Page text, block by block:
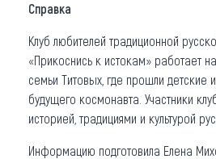
Справка
Клуб любителей традиционной
«Прикоснись к истокам» работает
семьи Титовых, где прошли
будущего космонавта. Участники
историей, традициями и культурой
Информацию подготовила Елена